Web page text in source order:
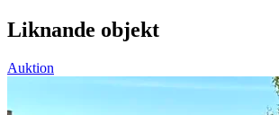
Liknande objekt
Auktion